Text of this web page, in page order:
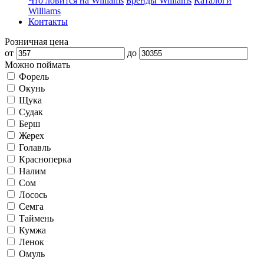
Williams
Контакты
Розничная цена
от
до
Можно поймать
Форель
Окунь
Щука
Судак
Берш
Жерех
Голавль
Красноперка
Налим
Сом
Лосось
Семга
Таймень
Кумжа
Ленок
Омуль